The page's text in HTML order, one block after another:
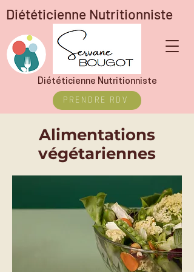
PRENDRE RDV
Diététicienne Nutritionniste
Diététicienne Nutritionniste
Alimentations
végétariennes